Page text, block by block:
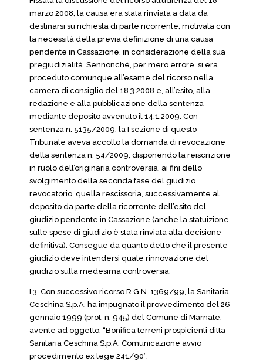
marzo 2008, la causa era stata rinviata a data da
destinarsi su richiesta di parte ricorrente, motivata con
la necessità della previa definizione di una causa
pendente in Cassazione, in considerazione della sua
pregiudizialità. Sennonché, per mero errore, si era
proceduto comunque all’esame del ricorso nella
camera di consiglio del 18.3.2008 e, all’esito, alla
redazione e alla pubblicazione della sentenza
mediante deposito avvenuto il 14.1.2009. Con
sentenza n. 5135/2009, la I sezione di questo
Tribunale aveva accolto la domanda di revocazione
della sentenza n. 54/2009, disponendo la reiscrizione
in ruolo dell’originaria controversia, ai fini dello
svolgimento della seconda fase del giudizio
revocatorio, quella rescissoria, successivamente al
deposito da parte della ricorrente dell’esito del
giudizio pendente in Cassazione (anche la statuizione
sulle spese di giudizio è stata rinviata alla decisione
definitiva). Consegue da quanto detto che il presente
giudizio deve intendersi quale rinnovazione del
giudizio sulla medesima controversia.
I.3. Con successivo ricorso R.G.N. 1369/99, la Sanitaria
Ceschina S.p.A. ha impugnato il provvedimento del 26
gennaio 1999 (prot. n. 945) del Comune di Marnate,
avente ad oggetto: “Bonifica terreni prospicienti ditta
Sanitaria Ceschina S.p.A. Comunicazione avvio
procedimento ex lege 241/90”.